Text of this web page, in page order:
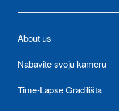
About us
Nabavite svoju kameru
Time-Lapse Gradilišta